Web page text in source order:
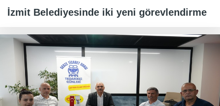
İzmit Belediyesinde iki yeni görevlendirme